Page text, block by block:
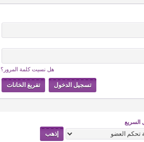
هل نسيت كلمة المرور؟
السريع